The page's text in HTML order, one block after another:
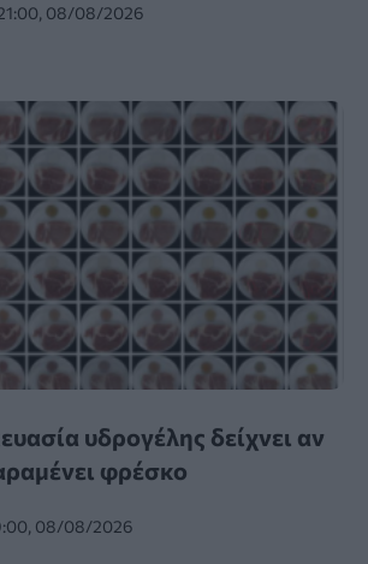
08/08/2026
υδρογέλης δείχνει αν
φρέσκο
08/08/2026